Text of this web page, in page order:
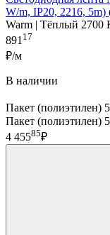
W/m, IP20, 2216, 5m)
Warm | Тёплый 2700
89117
₽/м
В наличии
Пакет (полиэтилен)
Пакет (полиэтилен)
4 45585₽